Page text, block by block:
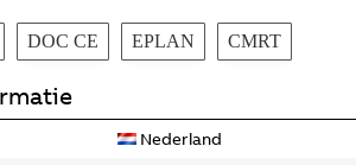
DOC CE EPLAN CMRT
Nederland